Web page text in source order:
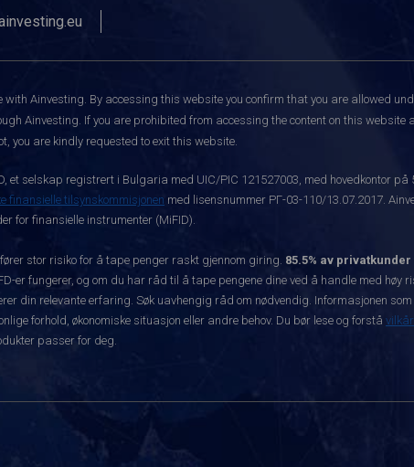
with Ainvesting. By accessing this website you confirm that you are allowed
Ainvesting. If you are prohibited from accessing the content on this
you are kindly requested to exit this website.
et selskap registrert i Bulgaria med UIC/PIC 121527003, med hovedkontor
finansielle tilsynskommisjonen med lisensnummer РГ-03-110/13.07.2017.
for finansielle instrumenter (MiFID).
stor risiko for å tape penger raskt gjennom giring. 85.5% av
er fungerer, og om du har råd til å tape pengene dine ved å handle med høy
din relevante erfaring. Søk uavhengig råd om nødvendig. Informasjonen
forhold, økonomiske situasjon eller andre behov. Du bør lese og forstå
passer for deg.